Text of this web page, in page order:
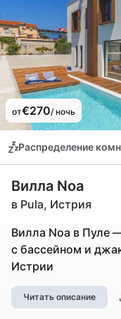
от€270/ ночь
Распределение
Вилла Noa
в Pula, Истрия
Вилла Noa в Пуле
с бассейном и
Истрии
Читать описание